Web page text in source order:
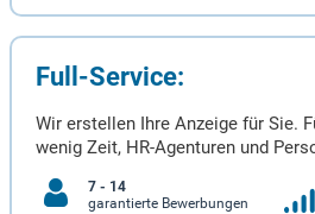
Full-Service:
Wir erstellen Ihre Anzeige für Sie.
wenig Zeit, HR-Agenturen und
7 - 14
garantierte Bewerbungen